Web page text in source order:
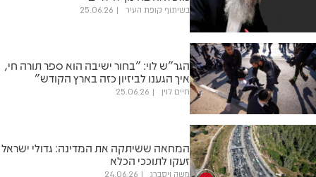
בשיתוף קופת העיר 25.06.26
הגר"ש לוי: "בחור ישיבה הוא ספר תורה חי,
איך הגענו לביזיון כזה בארץ הקודש"
חיים לוין 25.06.26
המחאה ששיתקה את המדינה: גדולי ישראל
זעקו לתוככי הכלא
משה ויסברג 24.06.26